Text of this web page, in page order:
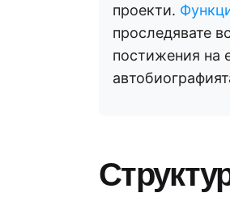
проекти.
проследявате
постижения на